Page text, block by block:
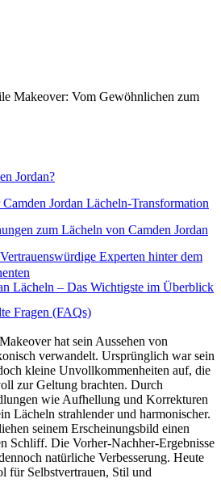
Makeover: Vom Gewöhnlichen zum
Jordan?
Jordan Lächeln-Transformation
zum Lächeln von Camden Jordan
Experten hinter dem
Lächeln – Das Wichtigste im Überblick
Fragen (FAQs)
hat sein Aussehen von
verwandelt. Ursprünglich war sein
kleine Unvollkommenheiten auf, die
zur Geltung brachten. Durch
wie Aufhellung und Korrekturen
Lächeln strahlender und harmonischer.
seinem Erscheinungsbild einen
Schliff. Die Vorher-Nachher-Ergebnisse
natürliche Verbesserung. Heute
für Selbstvertrauen, Stil und